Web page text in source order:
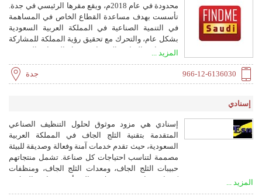
محدودة في عام 2018م، ويقع مقرها الرئيسي في جدة.
تأسست بهدف مساعدة القطاع الخاص في المساهمة
في التنمية الصناعية في المملكة العربية السعودية
بشكل عام، والتحرك مع تحقيق رؤية المملكة للمشاركة
في برنامج التوازن الاقتصادي ونقل التقنيات المتقدمة
المزيد ...
966-12-6136030 جدة
إسنادي
إسنادي هي مزود موثوق لحلول التنظيف الصناعي
المتقدمة بتقنية الثلج الجاف في المملكة العربية
السعودية، حيث تقدم خدمات آمنة وفعالة وصديقة للبيئة
مصممة لتناسب احتياجات كل صناعة. تشمل منتجاتهم
حبيبات الثلج الجاف، ومعدات الثلج الجاف، ومنظفات
كيميائية نانوية، ومحولات الصدأ، ومعدات السلامة
المزيد ...